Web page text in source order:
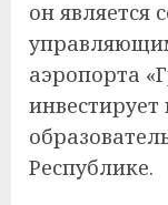
он является
аэропорта
Республике.